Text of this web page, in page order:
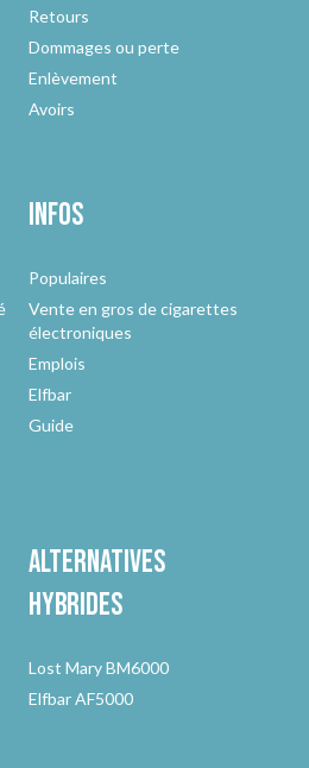
Retours
Dommages ou perte
Enlèvement
Avoirs
Infos
Populaires
Vente en gros de cigarettes
électroniques
Emplois
Elfbar
Guide
Alternatives
hybrides
Lost Mary BM6000
Elfbar AF5000